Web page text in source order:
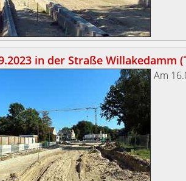
in der Straße Willakedamm
Am